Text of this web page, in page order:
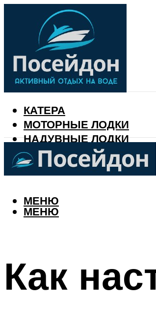
КАТЕРА
МОТОРНЫЕ ЛОДКИ
НАДУВНЫЕ ЛОДКИ
РЫБАЛКА
КАЛЕНДАРЬ РЫБАКА
МЕНЮ
МЕНЮ
Как